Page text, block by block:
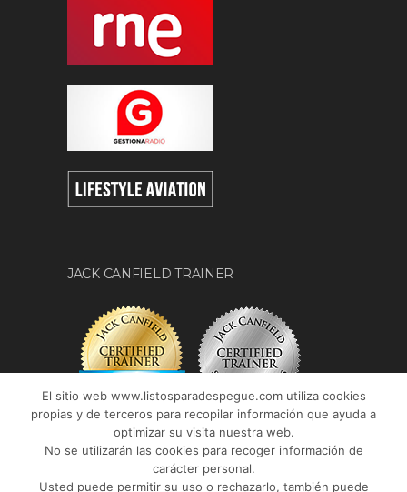
JACK CANFIELD TRAINER
El sitio web www.listosparadespegue.com utiliza cookies
propias y de terceros para recopilar información que ayuda a
optimizar su visita nuestra web.
No se utilizarán las cookies para recoger información de
carácter personal.
Usted puede permitir su uso o rechazarlo, también puede